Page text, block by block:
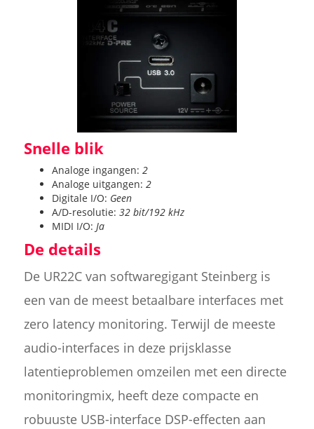
Snelle blik
Analoge ingangen: 2
Analoge uitgangen: 2
Digitale I/O: Geen
A/D-resolutie: 32 bit/192 kHz
MIDI I/O: Ja
De details
De UR22C van softwaregigant Steinberg is
een van de meest betaalbare interfaces met
zero latency monitoring. Terwijl de meeste
audio-interfaces in deze prijsklasse
latentieproblemen omzeilen met een directe
monitoringmix, heeft deze compacte en
robuuste USB-interface DSP-effecten aan